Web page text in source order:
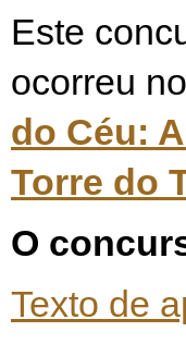
Este
ocorreu
do Céu:
Torre do
O
Texto de